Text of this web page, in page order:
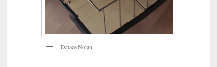
Espace Nolan